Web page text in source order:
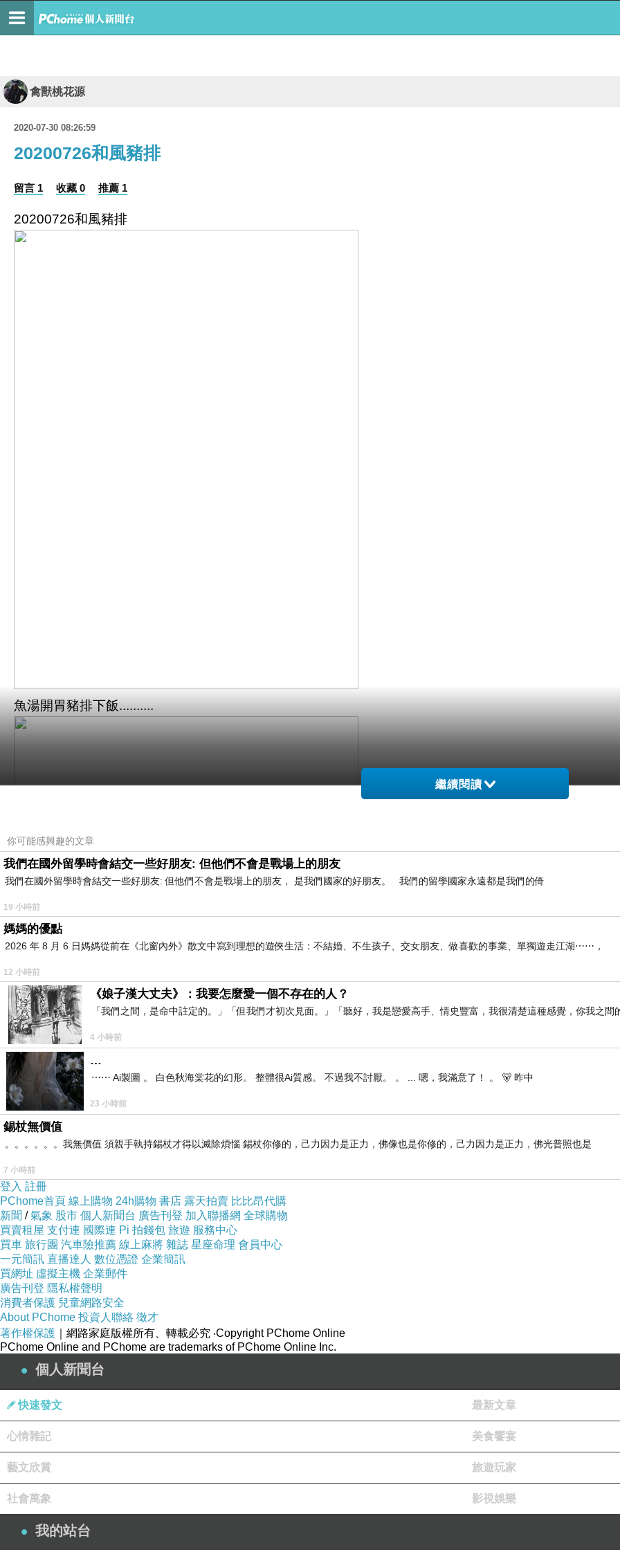
禽獸桃花源
2020-07-30 08:26:59
20200726和風豬排
留言 1 收藏 0 推薦 1
20200726和風豬排
魚湯開胃豬排下飯..........
假日餐桌有魚有肉..........
繼續閱讀
你可能感興趣的文章
我們在國外留學時會結交一些好朋友: 但他們不會是戰場上的朋友
我們在國外留學時會結交一些好朋友: 但他們不會是戰場上的朋友， 是我們國家的好朋友。 我們的留學國家永遠都是我們的倚
19 小時前
媽媽的優點
2026 年 8 月 6 日媽媽從前在《北窗內外》散文中寫到理想的遊俠生活：不結婚、不生孩子、交女朋友、做喜歡的事業、單獨遊走江湖⋯⋯，
12 小時前
《娘子漢大丈夫》：我要怎麼愛一個不存在的人？
「我們之間，是命中註定的。」「但我們才初次見面。」「聽好，我是戀愛高手、情史豐富，我很清楚這種感覺，你我之間
4 小時前
…
⋯⋯ Ai製圖 。 白色秋海棠花的幻形。 整體很Ai質感。 不過我不討厭。 。 ... 嗯，我滿意了！ 。 🐻 昨中
23 小時前
錫杖無價值
。。。。。。我無價值 須親手執持錫杖才得以滅除煩惱 錫杖你修的，己力因力是正力，佛像也是你修的，己力因力是正力，佛光普照也是
7 小時前
登入 註冊
PChome首頁 線上購物 24h購物 書店 露天拍賣 比比昂代購
新聞 /氣象 股市 個人新聞台 廣告刊登 加入聯播網 全球購物
買賣租屋 支付連 國際連 Pi 拍錢包 旅遊 服務中心
買車 旅行團 汽車險推薦 線上麻將 雜誌 星座命理 會員中心
一元簡訊 直播達人 數位憑證 企業簡訊
買網址 虛擬主機 企業郵件
廣告刊登 隱私權聲明
消費者保護 兒童網路安全
About PChome 投資人聯絡 徵才
著作權保護 ｜網路家庭版權所有、轉載必究 ‧Copyright PChome Online
PChome Online and PChome are trademarks of PChome Online Inc.
個人新聞台
快速發文 最新文章
心情雜記 美食饗宴
藝文欣賞 旅遊玩家
社會萬象 影視娛樂
我的站台